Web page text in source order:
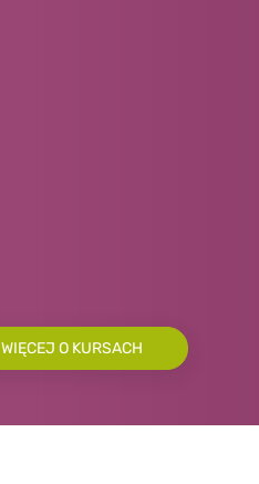
WIĘCEJ O KURSACH